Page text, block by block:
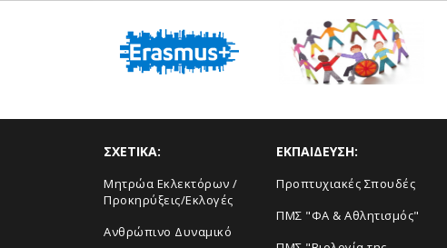
ΣΧΕΤΙΚΑ:
Μητρώα Εκλεκτόρων /
Προκηρύξεις/Εκλογές
Ανθρώπινο Δυναμικό
ΕΚΠΑΙΔΕΥΣΗ:
Προπτυχιακές Σπουδές
ΠΜΣ "ΦΑ & Αθλητισμός"